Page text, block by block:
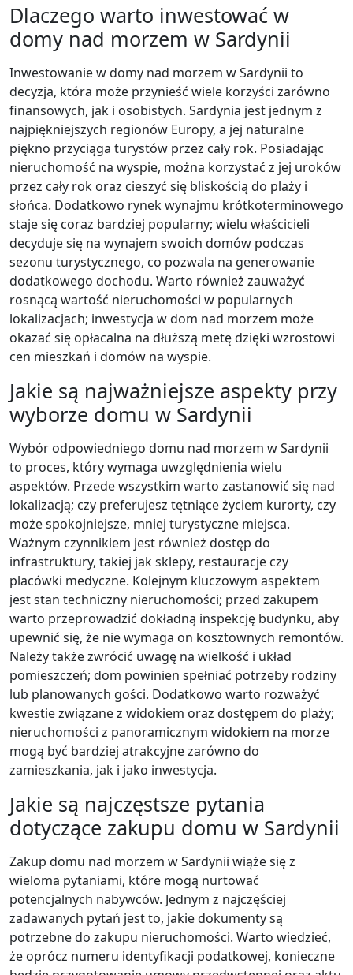
Dlaczego warto inwestować w
domy nad morzem w Sardynii
Inwestowanie w domy nad morzem w Sardynii to
decyzja, która może przynieść wiele korzyści zarówno
finansowych, jak i osobistych. Sardynia jest jednym z
najpiękniejszych regionów Europy, a jej naturalne
piękno przyciąga turystów przez cały rok. Posiadając
nieruchomość na wyspie, można korzystać z jej uroków
przez cały rok oraz cieszyć się bliskością do plaży i
słońca. Dodatkowo rynek wynajmu krótkoterminowego
staje się coraz bardziej popularny; wielu właścicieli
decyduje się na wynajem swoich domów podczas
sezonu turystycznego, co pozwala na generowanie
dodatkowego dochodu. Warto również zauważyć
rosnącą wartość nieruchomości w popularnych
lokalizacjach; inwestycja w dom nad morzem może
okazać się opłacalna na dłuższą metę dzięki wzrostowi
cen mieszkań i domów na wyspie.
Jakie są najważniejsze aspekty przy
wyborze domu w Sardynii
Wybór odpowiedniego domu nad morzem w Sardynii
to proces, który wymaga uwzględnienia wielu
aspektów. Przede wszystkim warto zastanowić się nad
lokalizacją; czy preferujesz tętniące życiem kurorty, czy
może spokojniejsze, mniej turystyczne miejsca.
Ważnym czynnikiem jest również dostęp do
infrastruktury, takiej jak sklepy, restauracje czy
placówki medyczne. Kolejnym kluczowym aspektem
jest stan techniczny nieruchomości; przed zakupem
warto przeprowadzić dokładną inspekcję budynku, aby
upewnić się, że nie wymaga on kosztownych remontów.
Należy także zwrócić uwagę na wielkość i układ
pomieszczeń; dom powinien spełniać potrzeby rodziny
lub planowanych gości. Dodatkowo warto rozważyć
kwestie związane z widokiem oraz dostępem do plaży;
nieruchomości z panoramicznym widokiem na morze
mogą być bardziej atrakcyjne zarówno do
zamieszkania, jak i jako inwestycja.
Jakie są najczęstsze pytania
dotyczące zakupu domu w Sardynii
Zakup domu nad morzem w Sardynii wiąże się z
wieloma pytaniami, które mogą nurtować
potencjalnych nabywców. Jednym z najczęściej
zadawanych pytań jest to, jakie dokumenty są
potrzebne do zakupu nieruchomości. Warto wiedzieć,
że oprócz numeru identyfikacji podatkowej, konieczne